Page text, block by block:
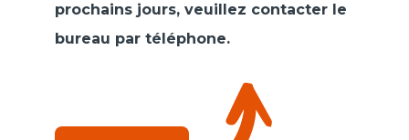
prochains jours, veuillez contacter le
bureau par téléphone.